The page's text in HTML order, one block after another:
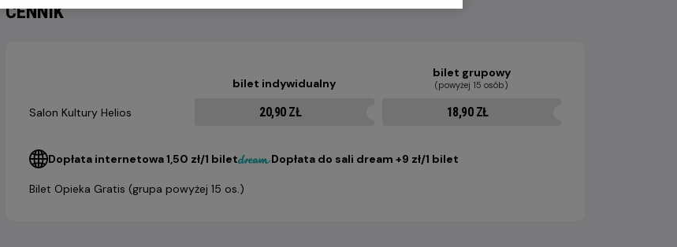
CENNIK
bilet indywidualny
bilet grupowy
(powyżej 15 osób)
Salon Kultury Helios 20,90 ZŁ 18,90 ZŁ
Dopłata internetowa 1,50 zł/1 bilet Dopłata do sali dream +9 zł/1 bilet
Bilet Opieka Gratis (grupa powyżej 15 os.)